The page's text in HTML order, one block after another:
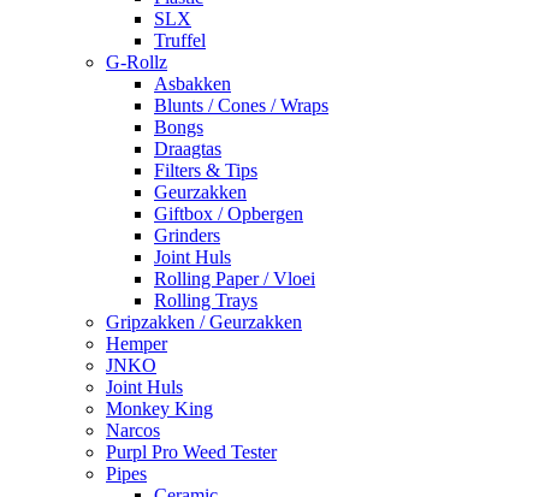
SLX
Truffel
G-Rollz
Asbakken
Blunts / Cones / Wraps
Bongs
Draagtas
Filters & Tips
Geurzakken
Giftbox / Opbergen
Grinders
Joint Huls
Rolling Paper / Vloei
Rolling Trays
Gripzakken / Geurzakken
Hemper
JNKO
Joint Huls
Monkey King
Narcos
Purpl Pro Weed Tester
Pipes